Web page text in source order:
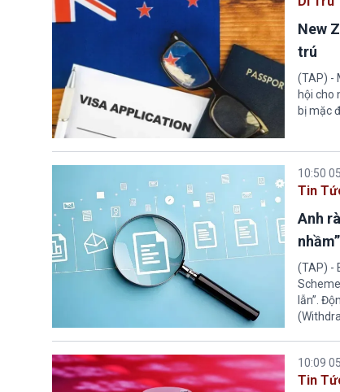
New
trú
(TAP) -
hội cho
bị mặc
10:50
Tin
Anh
nhầm”
(TAP) -
lẫn”.
10:09
Tin